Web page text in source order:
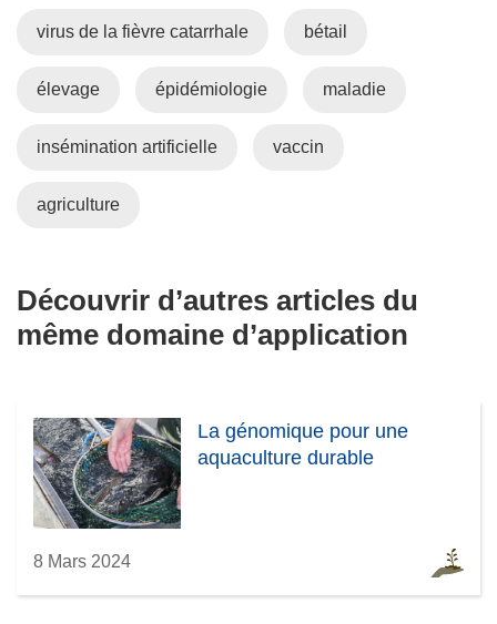
virus de la fièvre catarrhale bétail
élevage épidémiologie maladie
insémination artificielle vaccin
agriculture
Découvrir d’autres articles du
même domaine d’application
La génomique pour une
aquaculture durable
8 Mars 2024